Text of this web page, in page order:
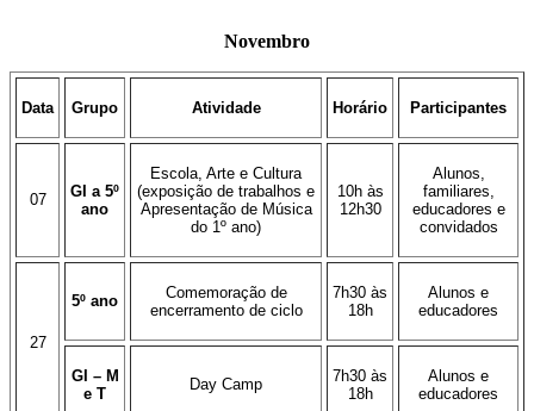
Novembro
Data Grupo Atividade Horário Participantes
07
GI a 5º
ano
Escola, Arte e Cultura
(exposição de trabalhos e
Apresentação de Música
do 1º ano)
10h às
12h30
Alunos,
familiares,
educadores e
convidados
27
5º ano
Comemoração de
encerramento de ciclo
7h30 às
18h
Alunos e
educadores
GI – M
e T
Day Camp
7h30 às
18h
Alunos e
educadores